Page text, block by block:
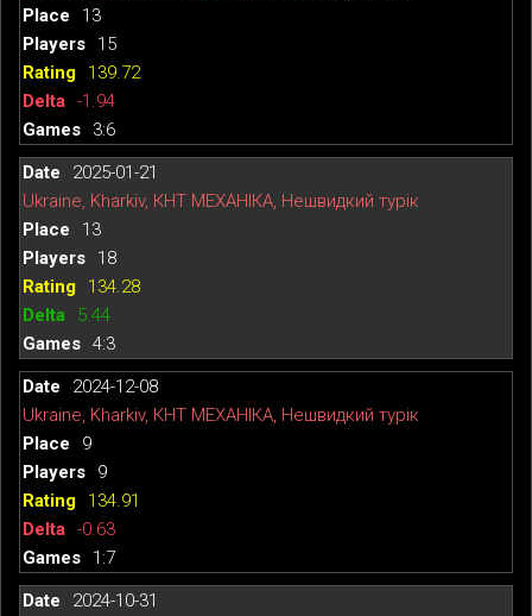
13
15
139.72
-1.94
3:6
2025-01-21
Ukraine, Kharkiv, КНТ МЕХАНІКА, Нешвидкий турік
13
18
134.28
5.44
4:3
2024-12-08
Ukraine, Kharkiv, КНТ МЕХАНІКА, Нешвидкий турік
9
9
134.91
-0.63
1:7
2024-10-31